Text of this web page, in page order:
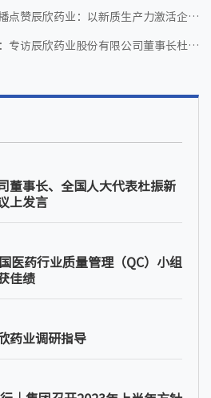
辰欣药业：以新质生产力激活企业高质量发展新动能
专访辰欣药业股份有限公司董事长杜振新
董事长、全国人大代表杜振新
上发言
医药行业质量管理（QC）小组
佳绩
药业调研指导